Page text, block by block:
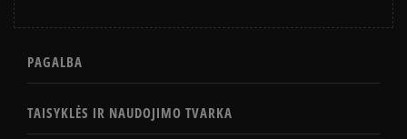
PAGALBA
TAISYKLĖS IR NAUDOJIMO TVARKA